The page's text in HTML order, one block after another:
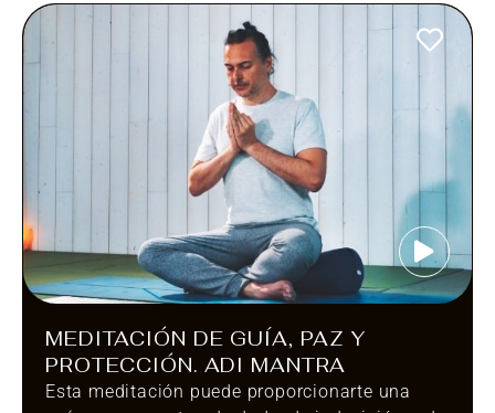
MEDITACIÓN DE GUÍA, PAZ Y
PROTECCIÓN. ADI MANTRA
Esta meditación puede proporcionarte una